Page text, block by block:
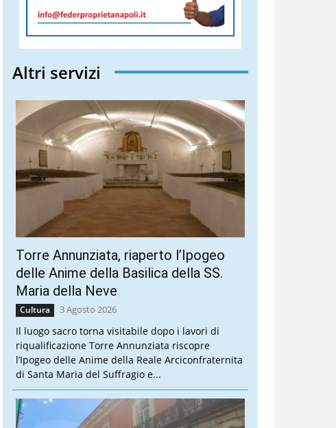
Altri servizi
Torre Annunziata, riaperto l’Ipogeo
delle Anime della Basilica della SS.
Maria della Neve
Cultura 3 Agosto 2026
Il luogo sacro torna visitabile dopo i lavori di
riqualificazione Torre Annunziata riscopre
l’Ipogeo delle Anime della Reale Arciconfraternita
di Santa Maria del Suffragio e...